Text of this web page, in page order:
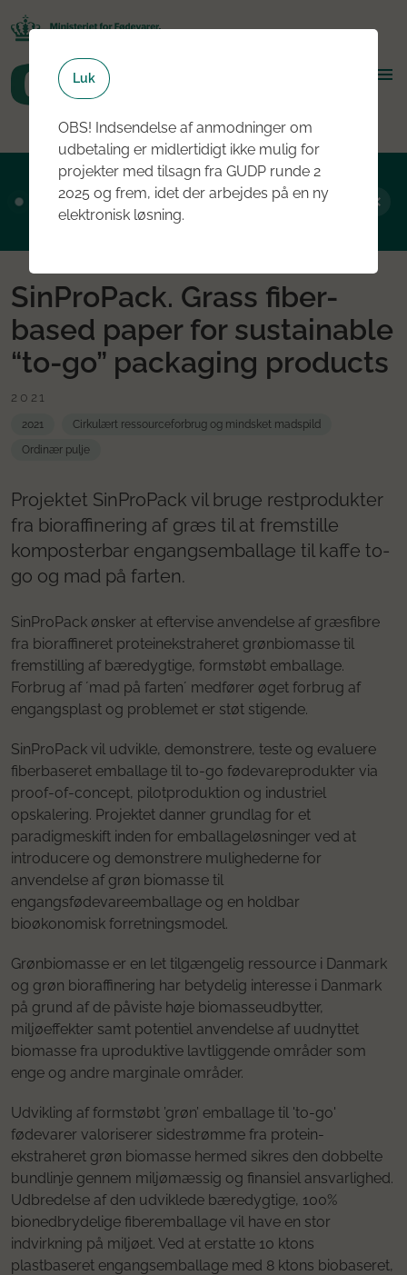
Ansøgningsrunde 2, 2026 er nu åben - læs
mere om rundens fokus her
SinProPack. Grass fiber-
based paper for sustainable
“to-go” packaging products
2021
2021
Cirkulært ressourceforbrug og mindsket madspild
Ordinær pulje
Projektet SinProPack vil bruge restprodukter
fra bioraffinering af græs til at fremstille
komposterbar engangsemballage til kaffe to-
go og mad på farten.
SinProPack ønsker at eftervise anvendelse af græsfibre
fra bioraffineret proteinekstraheret grønbiomasse til
fremstilling af bæredygtige, formstøbt emballage.
Forbrug af ´mad på farten´ medfører øget forbrug af
engangsplast og problemet er støt stigende.
SinProPack vil udvikle, demonstrere, teste og evaluere
fiberbaseret emballage til to-go fødevareprodukter via
proof-of-concept, pilotproduktion og industriel
opskalering. Projektet danner grundlag for et
paradigmeskift inden for emballageløsninger ved at
introducere og demonstrere mulighederne for
anvendelse af grøn biomasse til
engangsfødevareemballage og en holdbar
bioøkonomisk forretningsmodel.
Grønbiomasse er en let tilgængelig ressource i Danmark
og grøn bioraffinering har betydelig interesse i Danmark
på grund af de påviste høje biomasseudbytter,
miljøeffekter samt potentiel anvendelse af uudnyttet
biomasse fra uproduktive lavtliggende områder som
enge og andre marginale områder.
Udvikling af formstøbt ’grøn’ emballage til 'to-go'
fødevarer valoriserer sidestrømme fra protein-
ekstraheret grøn biomasse hermed sikres den dobbelte
bundlinje gennem miljømæssig og finansiel ansvarlighed.
Udbredelse af den udviklede bæredygtige, 100%
bionedbrydelige fiberemballage vil have en stor
indvirkning på miljøet. Ved at erstatte 10 ktons
plastbaseret engangsemballage med 8 ktons biobaseret,
Luk
OBS! Indsendelse af anmodninger om
udbetaling er midlertidigt ikke mulig for
projekter med tilsagn fra GUDP runde 2
2025 og frem, idet der arbejdes på en ny
elektronisk løsning.